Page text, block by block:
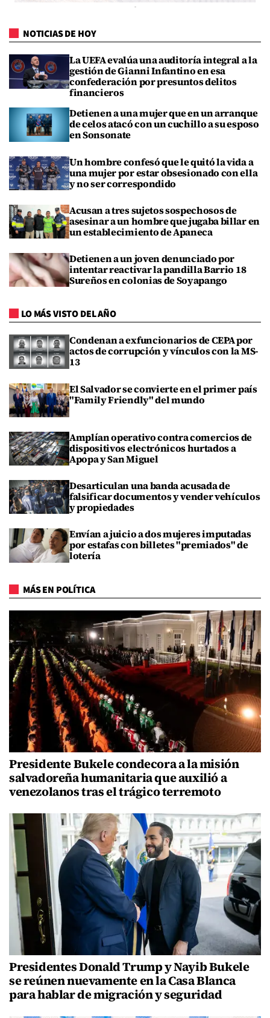
NOTICIAS DE HOY
La UEFA evalúa una auditoría integral a la
gestión de Gianni Infantino en esa
confederación por presuntos delitos
financieros
Detienen a una mujer que en un arranque
de celos atacó con un cuchillo a su esposo
en Sonsonate
Un hombre confesó que le quitó la vida a
una mujer por estar obsesionado con ella
y no ser correspondido
Acusan a tres sujetos sospechosos de
asesinar a un hombre que jugaba billar en
un establecimiento de Apaneca
Detienen a un joven denunciado por
intentar reactivar la pandilla Barrio 18
Sureños en colonias de Soyapango
LO MÁS VISTO DEL AÑO
Condenan a exfuncionarios de CEPA por
actos de corrupción y vínculos con la MS-
13
El Salvador se convierte en el primer país
"Family Friendly" del mundo
Amplían operativo contra comercios de
dispositivos electrónicos hurtados a
Apopa y San Miguel
Desarticulan una banda acusada de
falsificar documentos y vender vehículos
y propiedades
Envían a juicio a dos mujeres imputadas
por estafas con billetes "premiados" de
lotería
MÁS EN POLÍTICA
Presidente Bukele condecora a la misión
salvadoreña humanitaria que auxilió a
venezolanos tras el trágico terremoto
Presidentes Donald Trump y Nayib Bukele
se reúnen nuevamente en la Casa Blanca
para hablar de migración y seguridad